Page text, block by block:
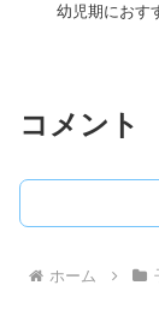
幼児期におす
コメント
ホーム